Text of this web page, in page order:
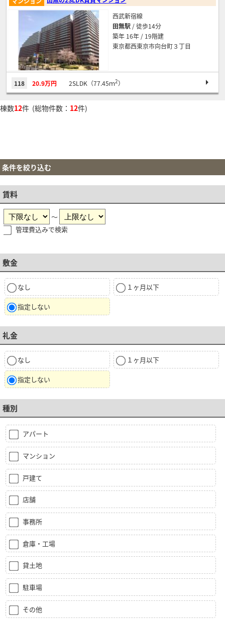
西武新宿線
田無駅 / 徒歩14分
築年 16年 / 19階建
東京都西東京市向台町３丁目
118 20.9万円 2SLDK（77.45ｍ2）
棟数12件 (総物件数： 12件)
条件を絞り込む
賃料
～
管理費込みで検索
敷金
なし １ヶ月以下
指定しない
礼金
なし １ヶ月以下
指定しない
種別
アパート
マンション
戸建て
店舗
事務所
倉庫・工場
貸土地
駐車場
その他